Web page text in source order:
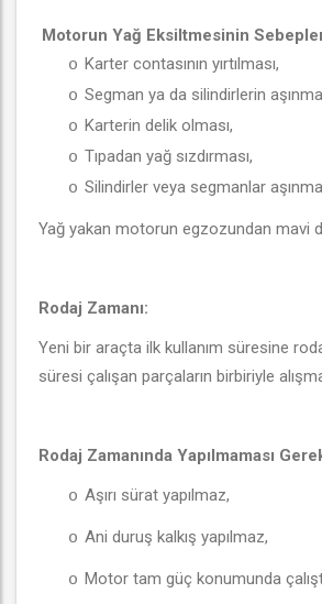
Motorun Yağ Eksiltmesinin
o Karter contasının yırtılması,
o Segman ya da silindirlerin
o Karterin delik olması,
o Tıpadan yağ sızdırması,
o Silindirler veya segmanlar
Yağ yakan motorun egzozundan mavi
Rodaj Zamanı:
Yeni bir araçta ilk kullanım süresine
süresi çalışan parçaların birbiriyle
Rodaj Zamanında Yapılmaması
o Aşırı sürat yapılmaz,
o Ani duruş kalkış yapılmaz,
o Motor tam güç konumunda